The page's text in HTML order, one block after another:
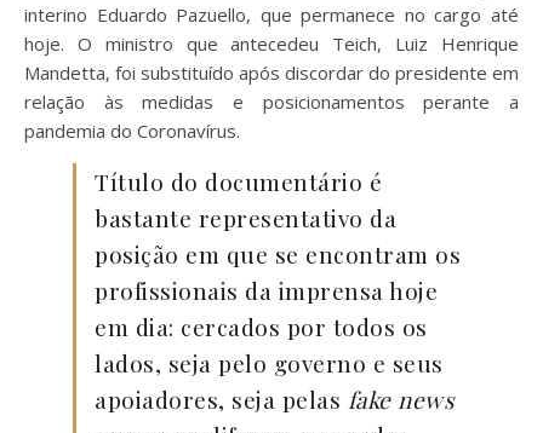
interino Eduardo Pazuello, que permanece no cargo até
hoje. O ministro que antecedeu Teich, Luiz Henrique
Mandetta, foi substituído após discordar do presidente em
relação às medidas e posicionamentos perante a
pandemia do Coronavírus.
Título do documentário é
bastante representativo da
posição em que se encontram os
profissionais da imprensa hoje
em dia: cercados por todos os
lados, seja pelo governo e seus
apoiadores, seja pelas fake news